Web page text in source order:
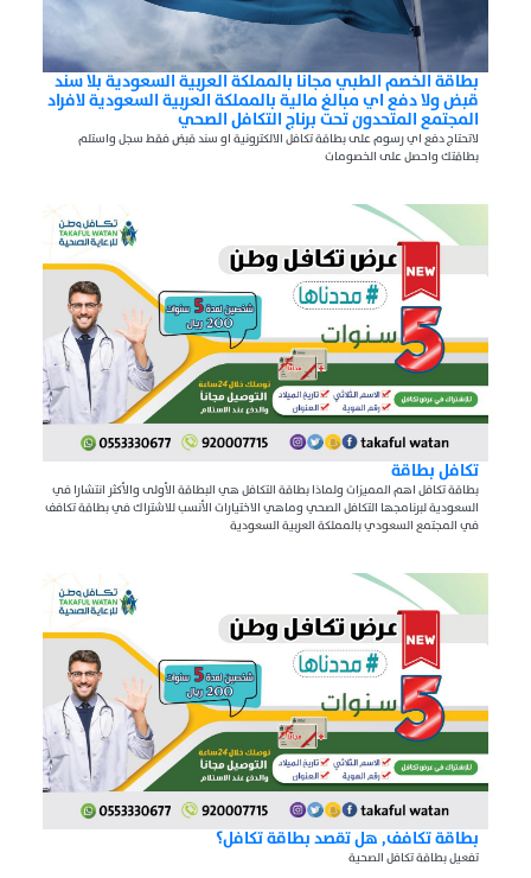
بطاقة الخصم الطبي مجانا بالمملكة العربية السعودية بلا سند
قبض ولا دفع اي مبالغ مالية بالمملكة العربية السعودية لافراد
المجتمع المتحدون تحت برناج التكافل الصحي
لاتحتاج دفع اي رسوم على بطاقة تكافل الالكترونية او سند قبض فقط سجل واستلم
بطاقتك واحصل على الخصومات
تكافل بطاقة
بطاقة تكافل اهم المميزات ولماذا بطاقة التكافل هي البطاقة الأولى والأكثر انتشارا في
السعودية لبرنامجها التكافل الصحي وماهي الاختيارات الأنسب للاشتراك في بطاقة تكافف
في المجتمع السعودي بالمملكة العربية السعودية
بطاقة تكافف, هل تقصد بطاقة تكافل؟
تفعيل بطاقة تكافل الصحية